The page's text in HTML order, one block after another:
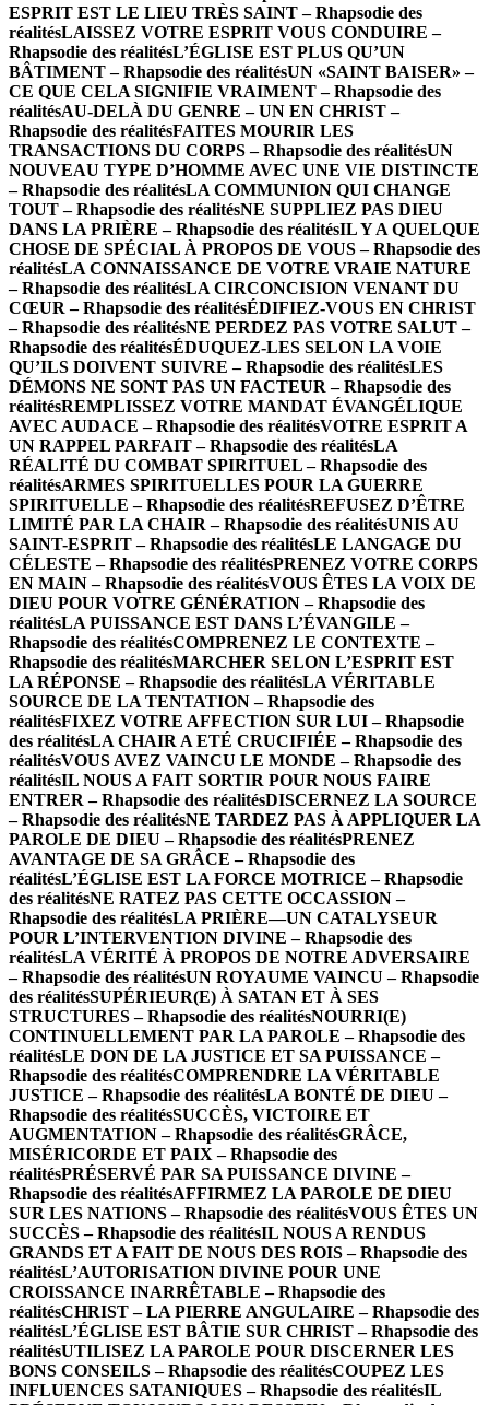
ESPRIT EST LE LIEU TRÈS SAINT – Rhapsodie des
réalitésLAISSEZ VOTRE ESPRIT VOUS CONDUIRE –
Rhapsodie des réalitésL’ÉGLISE EST PLUS QU’UN
BÂTIMENT – Rhapsodie des réalitésUN «SAINT BAISER» –
CE QUE CELA SIGNIFIE VRAIMENT – Rhapsodie des
réalitésAU-DELÀ DU GENRE – UN EN CHRIST –
Rhapsodie des réalitésFAITES MOURIR LES
TRANSACTIONS DU CORPS – Rhapsodie des réalitésUN
NOUVEAU TYPE D’HOMME AVEC UNE VIE DISTINCTE
– Rhapsodie des réalitésLA COMMUNION QUI CHANGE
TOUT – Rhapsodie des réalitésNE SUPPLIEZ PAS DIEU
DANS LA PRIÈRE – Rhapsodie des réalitésIL Y A QUELQUE
CHOSE DE SPÉCIAL À PROPOS DE VOUS – Rhapsodie des
réalitésLA CONNAISSANCE DE VOTRE VRAIE NATURE
– Rhapsodie des réalitésLA CIRCONCISION VENANT DU
CŒUR – Rhapsodie des réalitésÉDIFIEZ-VOUS EN CHRIST
– Rhapsodie des réalitésNE PERDEZ PAS VOTRE SALUT –
Rhapsodie des réalitésÉDUQUEZ-LES SELON LA VOIE
QU’ILS DOIVENT SUIVRE – Rhapsodie des réalitésLES
DÉMONS NE SONT PAS UN FACTEUR – Rhapsodie des
réalitésREMPLISSEZ VOTRE MANDAT ÉVANGÉLIQUE
AVEC AUDACE – Rhapsodie des réalitésVOTRE ESPRIT A
UN RAPPEL PARFAIT – Rhapsodie des réalitésLA
RÉALITÉ DU COMBAT SPIRITUEL – Rhapsodie des
réalitésARMES SPIRITUELLES POUR LA GUERRE
SPIRITUELLE – Rhapsodie des réalitésREFUSEZ D’ÊTRE
LIMITÉ PAR LA CHAIR – Rhapsodie des réalitésUNIS AU
SAINT-ESPRIT – Rhapsodie des réalitésLE LANGAGE DU
CÉLESTE – Rhapsodie des réalitésPRENEZ VOTRE CORPS
EN MAIN – Rhapsodie des réalitésVOUS ÊTES LA VOIX DE
DIEU POUR VOTRE GÉNÉRATION – Rhapsodie des
réalitésLA PUISSANCE EST DANS L’ÉVANGILE –
Rhapsodie des réalitésCOMPRENEZ LE CONTEXTE –
Rhapsodie des réalitésMARCHER SELON L’ESPRIT EST
LA RÉPONSE – Rhapsodie des réalitésLA VÉRITABLE
SOURCE DE LA TENTATION – Rhapsodie des
réalitésFIXEZ VOTRE AFFECTION SUR LUI – Rhapsodie
des réalitésLA CHAIR A ETÉ CRUCIFIÉE – Rhapsodie des
réalitésVOUS AVEZ VAINCU LE MONDE – Rhapsodie des
réalitésIL NOUS A FAIT SORTIR POUR NOUS FAIRE
ENTRER – Rhapsodie des réalitésDISCERNEZ LA SOURCE
– Rhapsodie des réalitésNE TARDEZ PAS À APPLIQUER LA
PAROLE DE DIEU – Rhapsodie des réalitésPRENEZ
AVANTAGE DE SA GRÂCE – Rhapsodie des
réalitésL’ÉGLISE EST LA FORCE MOTRICE – Rhapsodie
des réalitésNE RATEZ PAS CETTE OCCASSION –
Rhapsodie des réalitésLA PRIÈRE—UN CATALYSEUR
POUR L’INTERVENTION DIVINE – Rhapsodie des
réalitésLA VÉRITÉ À PROPOS DE NOTRE ADVERSAIRE
– Rhapsodie des réalitésUN ROYAUME VAINCU – Rhapsodie
des réalitésSUPÉRIEUR(E) À SATAN ET À SES
STRUCTURES – Rhapsodie des réalitésNOURRI(E)
CONTINUELLEMENT PAR LA PAROLE – Rhapsodie des
réalitésLE DON DE LA JUSTICE ET SA PUISSANCE –
Rhapsodie des réalitésCOMPRENDRE LA VÉRITABLE
JUSTICE – Rhapsodie des réalitésLA BONTÉ DE DIEU –
Rhapsodie des réalitésSUCCÈS, VICTOIRE ET
AUGMENTATION – Rhapsodie des réalitésGRÂCE,
MISÉRICORDE ET PAIX – Rhapsodie des
réalitésPRÉSERVÉ PAR SA PUISSANCE DIVINE –
Rhapsodie des réalitésAFFIRMEZ LA PAROLE DE DIEU
SUR LES NATIONS – Rhapsodie des réalitésVOUS ÊTES UN
SUCCÈS – Rhapsodie des réalitésIL NOUS A RENDUS
GRANDS ET A FAIT DE NOUS DES ROIS – Rhapsodie des
réalitésL’AUTORISATION DIVINE POUR UNE
CROISSANCE INARRÊTABLE – Rhapsodie des
réalitésCHRIST – LA PIERRE ANGULAIRE – Rhapsodie des
réalitésL’ÉGLISE EST BÂTIE SUR CHRIST – Rhapsodie des
réalitésUTILISEZ LA PAROLE POUR DISCERNER LES
BONS CONSEILS – Rhapsodie des réalitésCOUPEZ LES
INFLUENCES SATANIQUES – Rhapsodie des réalitésIL